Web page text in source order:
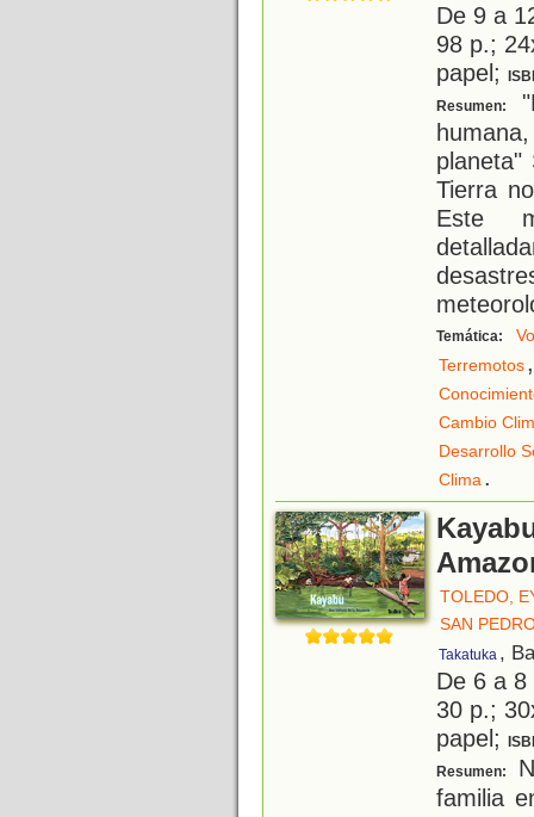
De 9 a
98 p.;
papel;
Resumen:
Tierra
Este
Temática:
Terremotos,
Cambio
Desarrollo
Clima.
TOLEDO,
SAN
Takatuka ,
De 6 a
30 p.;
papel;
Resumen:
familia